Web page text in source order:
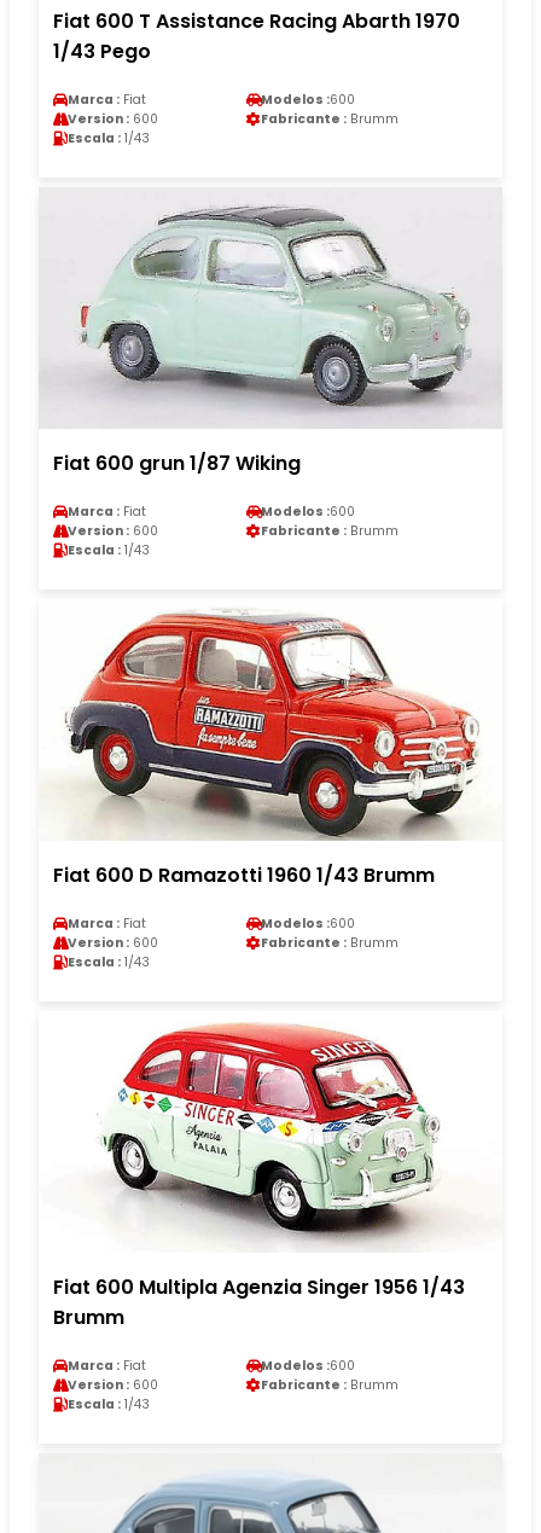
Fiat 600 T Assistance Racing Abarth 1970
1/43 Pego
Marca : Fiat Modelos :600
Version : 600 Fabricante : Brumm
Escala : 1/43
Fiat 600 grun 1/87 Wiking
Marca : Fiat Modelos :600
Version : 600 Fabricante : Brumm
Escala : 1/43
Fiat 600 D Ramazotti 1960 1/43 Brumm
Marca : Fiat Modelos :600
Version : 600 Fabricante : Brumm
Escala : 1/43
Fiat 600 Multipla Agenzia Singer 1956 1/43
Brumm
Marca : Fiat Modelos :600
Version : 600 Fabricante : Brumm
Escala : 1/43